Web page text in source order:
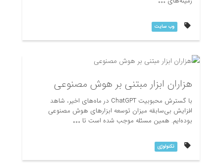
وب سایت
امتیاز دهی:
هزاران ابزار مبتنی بر هوش مصنوعی
با گسترش محبوبیت ChatGPT در ماه‌های اخیر، شاهد
افزایش بی‌سابقه میزان توسعه ابزارهای هوش مصنوعی
بوده‌ایم. همین مسئله موجب شده است تا
تکنولوژی